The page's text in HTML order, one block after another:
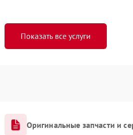
Показать все услуги
Оригинальные запчасти и